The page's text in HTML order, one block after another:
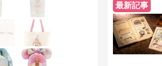
最新記事